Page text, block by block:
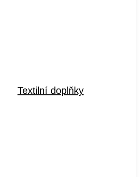
Textilní doplňky